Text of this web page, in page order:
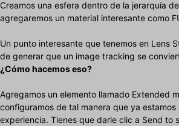
Creamos una esfera dentro de la jerarquía
agregaremos un material interesante como
Un punto interesante que tenemos en Lens
de generar que un image tracking se
¿Cómo hacemos eso?
Agregamos un elemento llamado Extended
configuramos de tal manera que ya estamos
experiencia. Tienes que darle clic a Send to